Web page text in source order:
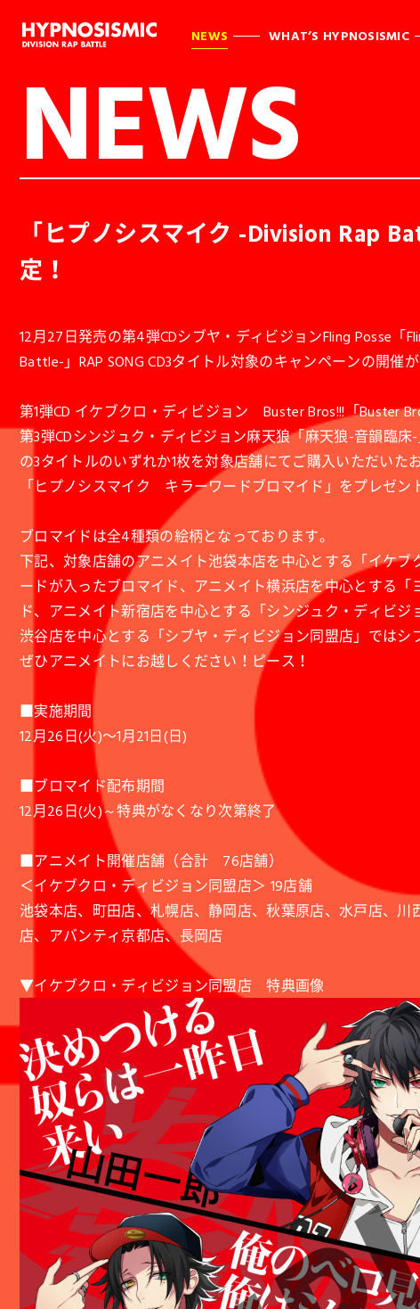
NEWS WHAT’S HYPNOSISMIC
NEWS
「ヒプノシスマイク -Division Rap
定！
12月27日発売の第4弾CDシブヤ・ディビジョンFling Posse「
Battle-」RAP SONG CD3タイトル対象のキャンペーンの開催
第1弾CD イケブクロ・ディビジョン Buster Bros!!!「Buster
第3弾CDシンジュク・ディビジョン麻天狼「麻天狼-音韻臨床-
の3タイトルのいずれか1枚を対象店舗にてご購入いただいた
「ヒプノシスマイク キラーワードブロマイド」をプレゼン
ブロマイドは全4種類の絵柄となっております。
下記、対象店舗のアニメイト池袋本店を中心とする「イケ
ードが入ったブロマイド、アニメイト横浜店を中心とする
ド、アニメイト新宿店を中心とする「シンジュク・ディビ
渋谷店を中心とする「シブヤ・ディビジョン同盟店」では
ぜひアニメイトにお越しください！ピース！
■実施期間
12月26日(火)〜1月21日(日)
■ブロマイド配布期間
12月26日(火)～特典がなくなり次第終了
■アニメイト開催店舗（合計 76店舗）
＜イケブクロ・ディビジョン同盟店＞ 19店舗
池袋本店、町田店、札幌店、静岡店、秋葉原店、水戸店、
店、アバンティ京都店、長岡店
▼イケブクロ・ディビジョン同盟店 特典画像